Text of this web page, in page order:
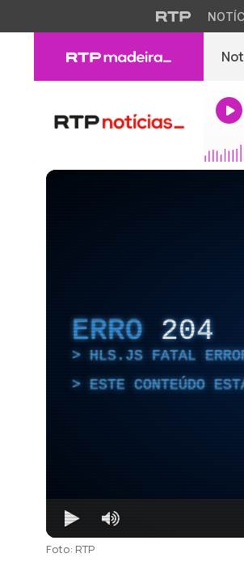
ERRO 204
HLS.JS FATAL
ESTE CONTEÚDO
Foto: RTP